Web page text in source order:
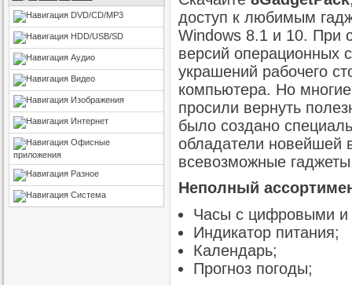
DVD/CD/MP3
HDD/USB/SD
Аудио
Видео
Изображения
Интернет
Офисные
приложения
Разное
Система
доступ к любимым
Windows 8.1 и 10. При
версий операционных
украшений рабочего
компьютера. Но
просили вернуть
было создано
обладатели новейшей
всевозможные
Неполный
Часы с цифровыми и
Индикатор питания;
Календарь;
Прогноз погоды;